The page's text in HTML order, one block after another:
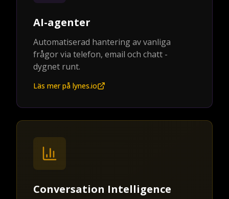
AI-agenter
Automatiserad hantering av vanliga
frågor via telefon, email och chatt -
dygnet runt.
Läs mer på lynes.io
Conversation Intelligence